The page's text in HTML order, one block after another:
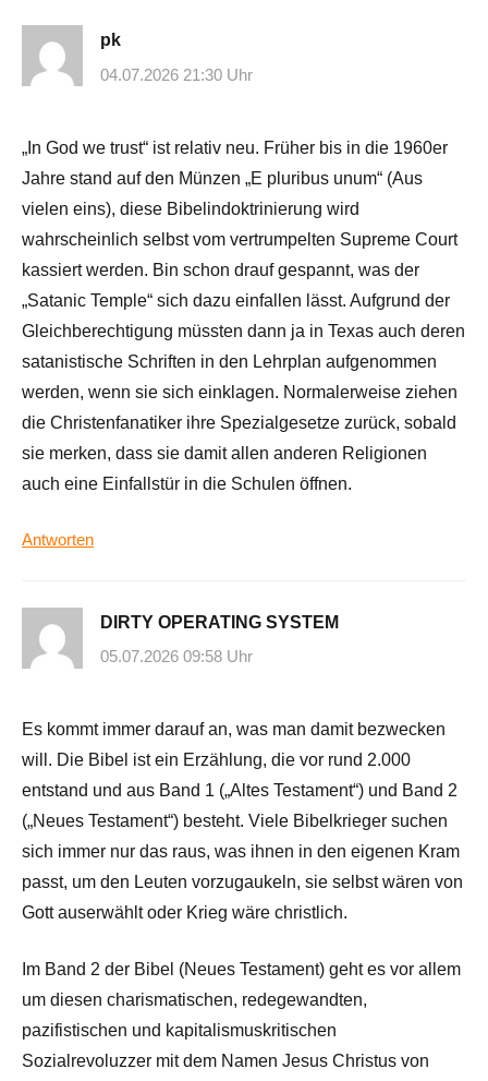
pk
04.07.2026 21:30 Uhr
„In God we trust“ ist relativ neu. Früher bis in die 1960er
Jahre stand auf den Münzen „E pluribus unum“ (Aus
vielen eins), diese Bibelindoktrinierung wird
wahrscheinlich selbst vom vertrumpelten Supreme Court
kassiert werden. Bin schon drauf gespannt, was der
„Satanic Temple“ sich dazu einfallen lässt. Aufgrund der
Gleichberechtigung müssten dann ja in Texas auch deren
satanistische Schriften in den Lehrplan aufgenommen
werden, wenn sie sich einklagen. Normalerweise ziehen
die Christenfanatiker ihre Spezialgesetze zurück, sobald
sie merken, dass sie damit allen anderen Religionen
auch eine Einfallstür in die Schulen öffnen.
Antworten
DIRTY OPERATING SYSTEM
05.07.2026 09:58 Uhr
Es kommt immer darauf an, was man damit bezwecken
will. Die Bibel ist ein Erzählung, die vor rund 2.000
entstand und aus Band 1 („Altes Testament“) und Band 2
(„Neues Testament“) besteht. Viele Bibelkrieger suchen
sich immer nur das raus, was ihnen in den eigenen Kram
passt, um den Leuten vorzugaukeln, sie selbst wären von
Gott auserwählt oder Krieg wäre christlich.
Im Band 2 der Bibel (Neues Testament) geht es vor allem
um diesen charismatischen, redegewandten,
pazifistischen und kapitalismuskritischen
Sozialrevoluzzer mit dem Namen Jesus Christus von